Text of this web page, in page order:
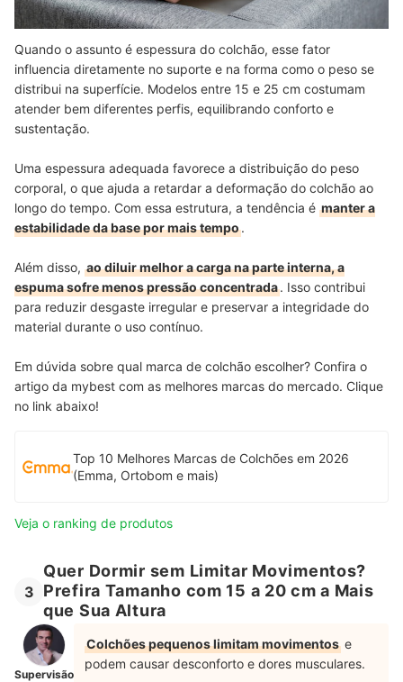
Quando o assunto é espessura do colchão, esse fator
influencia diretamente no suporte e na forma como o peso se
distribui na superfície. Modelos entre 15 e 25 cm costumam
atender bem diferentes perfis, equilibrando conforto e
sustentação.
Uma espessura adequada favorece a distribuição do peso
corporal, o que ajuda a retardar a deformação do colchão ao
longo do tempo. Com essa estrutura, a tendência é manter a
estabilidade da base por mais tempo.
Além disso, ao diluir melhor a carga na parte interna, a
espuma sofre menos pressão concentrada. Isso contribui
para reduzir desgaste irregular e preservar a integridade do
material durante o uso contínuo.
Em dúvida sobre qual marca de colchão escolher? Confira o
artigo da mybest com as melhores marcas do mercado. Clique
no link abaixo!
Top 10 Melhores Marcas de Colchões em 2026
(Emma, Ortobom e mais)
Veja o ranking de produtos
3
Quer Dormir sem Limitar Movimentos?
Prefira Tamanho com 15 a 20 cm a Mais
que Sua Altura
Supervisão
Colchões pequenos limitam movimentos e
podem causar desconforto e dores musculares.